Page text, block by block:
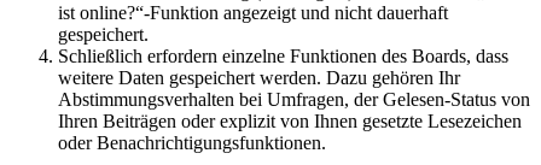
ist online?“-Funktion angezeigt und nicht dauerhaft
gespeichert.
Schließlich erfordern einzelne Funktionen des Boards, dass
weitere Daten gespeichert werden. Dazu gehören Ihr
Abstimmungsverhalten bei Umfragen, der Gelesen-Status von
Ihren Beiträgen oder explizit von Ihnen gesetzte Lesezeichen
oder Benachrichtigungsfunktionen.